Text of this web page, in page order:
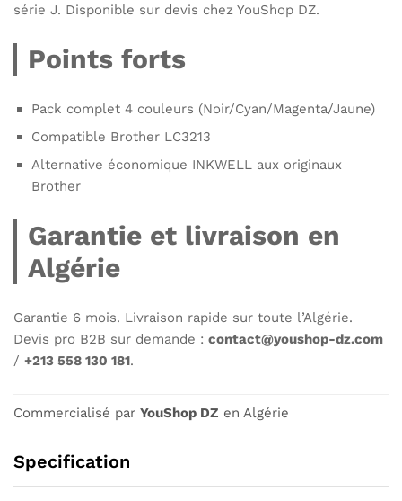
série J. Disponible sur devis chez YouShop DZ.
Points forts
Pack complet 4 couleurs (Noir/Cyan/Magenta/Jaune)
Compatible Brother LC3213
Alternative économique INKWELL aux originaux
Brother
Garantie et livraison en
Algérie
Garantie 6 mois. Livraison rapide sur toute l’Algérie.
Devis pro B2B sur demande : contact@youshop-dz.com
/ +213 558 130 181.
Commercialisé par YouShop DZ en Algérie
Specification